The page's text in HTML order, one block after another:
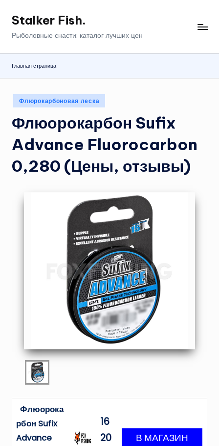
Перейти
Stalker Fish.
Рыболовные снасти: каталог лучших цен
Главная страница
Опубликовано
в
Флюрокарбоновая леска
Флюорокарбон Sufix
Advance Fluorocarbon
0,280 (Цены, отзывы)
Флюорока
рбон Sufix
Advance
16
20